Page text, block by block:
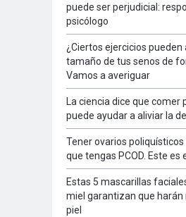
puede ser perjudicial:
psicólogo
¿Ciertos ejercicios pueden
tamaño de tus senos de
Vamos a averiguar
La ciencia dice que comer
puede ayudar a aliviar la
Tener ovarios
que tengas PCOD. Este es
Estas 5 mascarillas
miel garantizan que harán
piel